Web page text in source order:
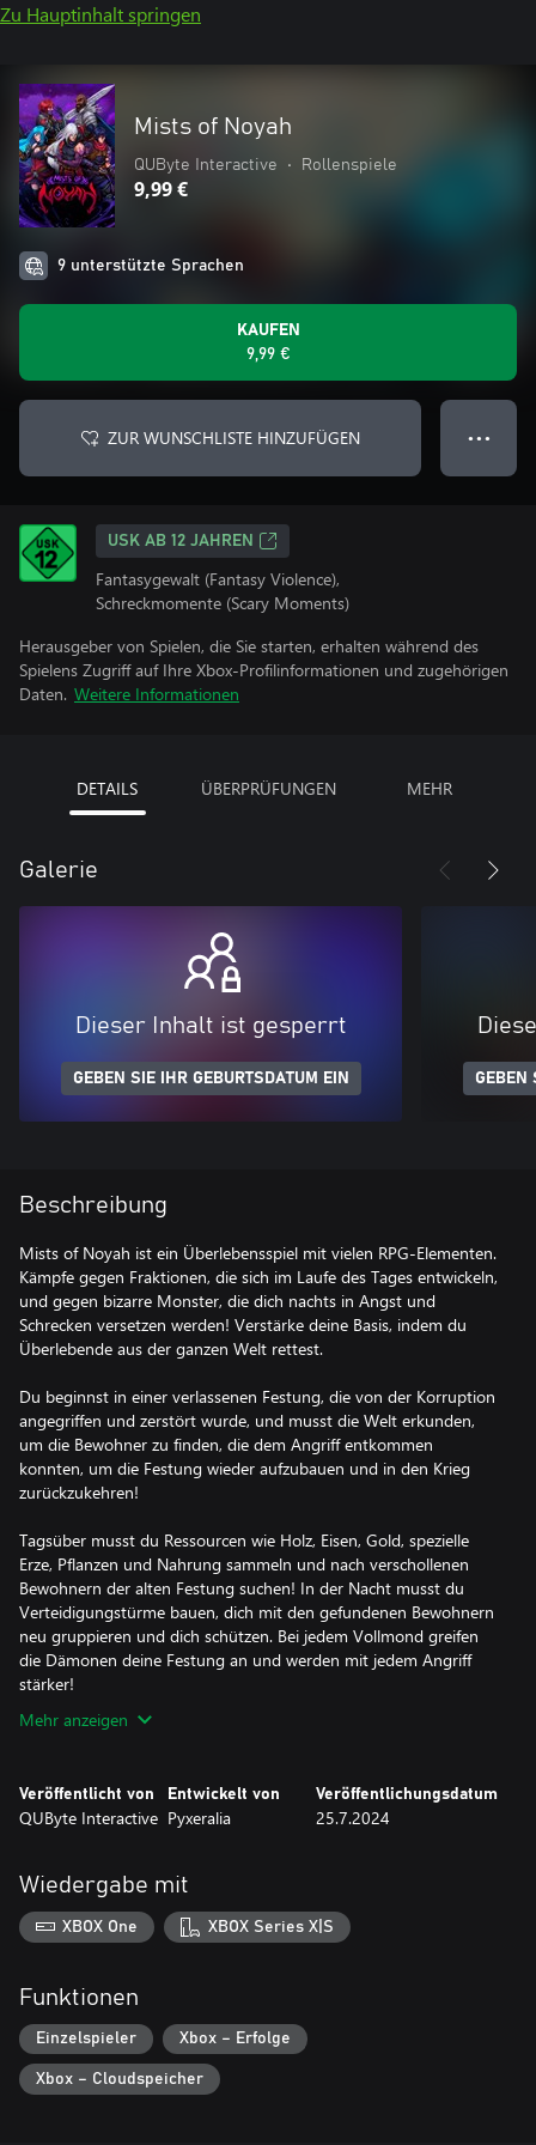
Zu Hauptinhalt springen
Mists of Noyah
QUByte Interactive • Rollenspiele
9,99 €
9 unterstützte Sprachen
KAUFEN
9,99 €
ZUR WUNSCHLISTE HINZUFÜGEN ● ● ●
USK AB 12 JAHREN
Fantasygewalt (Fantasy Violence),
Schreckmomente (Scary Moments)
Herausgeber von Spielen, die Sie starten, erhalten während des
Spielens Zugriff auf Ihre Xbox-Profilinformationen und zugehörigen
Daten. Weitere Informationen
DETAILS ÜBERPRÜFUNGEN MEHR
Galerie
Dieser Inhalt ist gesperrt
GEBEN SIE IHR GEBURTSDATUM EIN GEBEN
Beschreibung
Mists of Noyah ist ein Überlebensspiel mit vielen RPG-Elementen.
Kämpfe gegen Fraktionen, die sich im Laufe des Tages entwickeln,
und gegen bizarre Monster, die dich nachts in Angst und
Schrecken versetzen werden! Verstärke deine Basis, indem du
Überlebende aus der ganzen Welt rettest.
Du beginnst in einer verlassenen Festung, die von der Korruption
angegriffen und zerstört wurde, und musst die Welt erkunden,
um die Bewohner zu finden, die dem Angriff entkommen
konnten, um die Festung wieder aufzubauen und in den Krieg
zurückzukehren!
Tagsüber musst du Ressourcen wie Holz, Eisen, Gold, spezielle
Erze, Pflanzen und Nahrung sammeln und nach verschollenen
Bewohnern der alten Festung suchen! In der Nacht musst du
Verteidigungstürme bauen, dich mit den gefundenen Bewohnern
neu gruppieren und dich schützen. Bei jedem Vollmond greifen
die Dämonen deine Festung an und werden mit jedem Angriff
stärker!
Mehr anzeigen
Veröffentlicht von
QUByte Interactive
Entwickelt von
Pyxeralia
Veröffentlichungsdatum
25.7.2024
Wiedergabe mit
XBOX One XBOX Series X|S
Funktionen
Einzelspieler Xbox – Erfolge
Xbox – Cloudspeicher